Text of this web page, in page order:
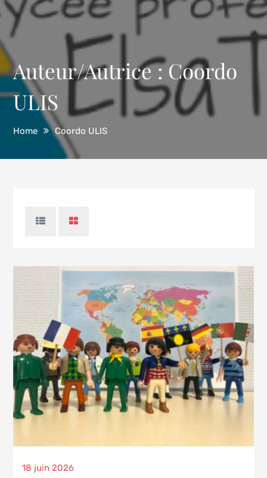
Auteur/autrice :Coordo
ULIS
Home Coordo ULIS
Posted
18 juin 2026